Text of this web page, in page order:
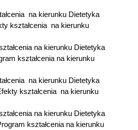
na kierunku Dietetyka
kształcenia na kierunku
na kierunku Dietetyka
kształcenia na kierunku
na kierunku Dietetyka
kształcenia na kierunku
na kierunku Dietetyka
kształcenia na kierunku